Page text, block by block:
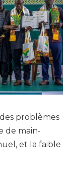
problèmes
de main-
et la faible